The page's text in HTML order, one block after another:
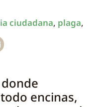
ciudadana, plaga,
donde
encinas,